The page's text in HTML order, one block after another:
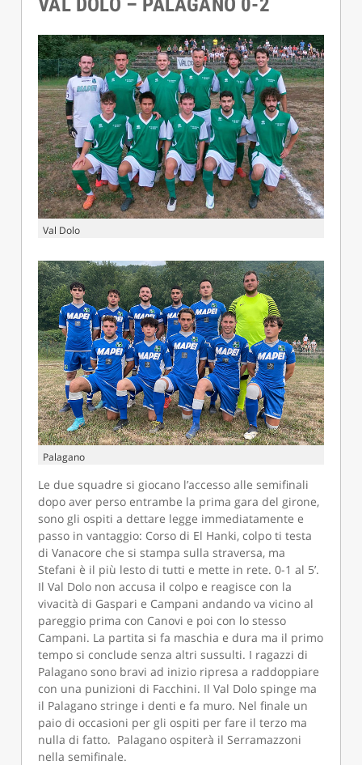
Val Dolo
Palagano
Le due squadre si giocano l’accesso alle semifinali
dopo aver perso entrambe la prima gara del girone,
sono gli ospiti a dettare legge immediatamente e
passo in vantaggio: Corso di El Hanki, colpo ti testa
di Vanacore che si stampa sulla straversa, ma
Stefani è il più lesto di tutti e mette in rete. 0-1 al 5’.
Il Val Dolo non accusa il colpo e reagisce con la
vivacità di Gaspari e Campani andando va vicino al
pareggio prima con Canovi e poi con lo stesso
Campani. La partita si fa maschia e dura ma il primo
tempo si conclude senza altri sussulti. I ragazzi di
Palagano sono bravi ad inizio ripresa a raddoppiare
con una punizioni di Facchini. Il Val Dolo spinge ma
il Palagano stringe i denti e fa muro. Nel finale un
paio di occasioni per gli ospiti per fare il terzo ma
nulla di fatto. Palagano ospiterà il Serramazzoni
nella semifinale.